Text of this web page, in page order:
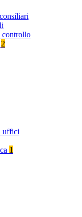
controllo
2
uffici
1